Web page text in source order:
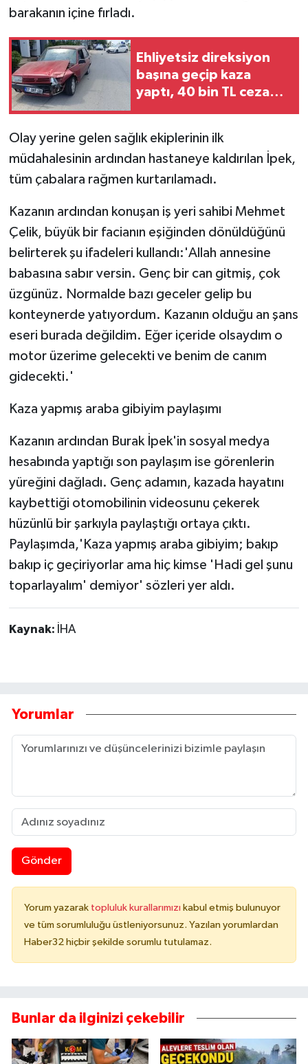
barakanın içine fırladı.
Ehliyetsiz direksiyon
başına geçip kaza
yaptı, 40 bin TL ceza
Olay yerine gelen sağlık ekiplerinin ilk
müdahalesinin ardından hastaneye kaldırılan İpek,
tüm çabalara rağmen kurtarılamadı.
Kazanın ardından konuşan iş yeri sahibi Mehmet
Çelik, büyük bir facianın eşiğinden dönüldüğünü
belirterek şu ifadeleri kullandı:'Allah annesine
babasına sabır versin. Genç bir can gitmiş, çok
üzgünüz. Normalde bazı geceler gelip bu
konteynerde yatıyordum. Kazanın olduğu an şans
eseri burada değildim. Eğer içeride olsaydım o
motor üzerime gelecekti ve benim de canım
gidecekti.'
Kaza yapmış araba gibiyim paylaşımı
Kazanın ardından Burak İpek'in sosyal medya
hesabında yaptığı son paylaşım ise görenlerin
yüreğini dağladı. Genç adamın, kazada hayatını
kaybettiği otomobilinin videosunu çekerek
hüzünlü bir şarkıyla paylaştığı ortaya çıktı.
Paylaşımda,'Kaza yapmış araba gibiyim; bakıp
bakıp iç geçiriyorlar ama hiç kimse 'Hadi gel şunu
toparlayalım' demiyor' sözleri yer aldı.
Kaynak: İHA
Yorumlar
Gönder
Yorum yazarak topluluk kurallarımızı kabul etmiş bulunuyor
ve tüm sorumluluğu üstleniyorsunuz. Yazılan yorumlardan
Haber32 hiçbir şekilde sorumlu tutulamaz.
Bunlar da ilginizi çekebilir